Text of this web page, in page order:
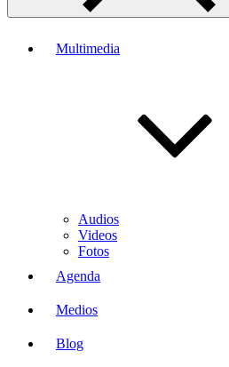
Multimedia
Audios
Videos
Fotos
Agenda
Medios
Blog